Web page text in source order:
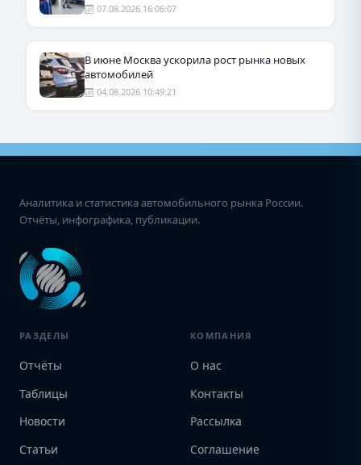
07.08.2026 16:06:07
В июне Москва ускорила рост рынка новых
автомобилей
04.08.2026 10:49:21
Аналитика и статистика автомобильного рынка России.
Отчёты, инфографика, публикации.
РАЗДЕЛЫ
Отчёты
Таблицы
Новости
Статьи
КОМПАНИЯ
О нас
Контакты
Рассылка
Соглашение